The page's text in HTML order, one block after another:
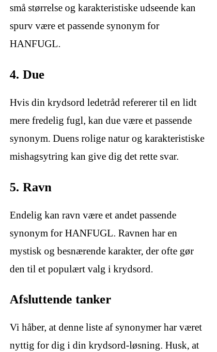
små størrelse og karakteristiske udseende kan
spurv være et passende synonym for
HANFUGL.
4. Due
Hvis din krydsord ledetråd refererer til en lidt
mere fredelig fugl, kan due være et passende
synonym. Duens rolige natur og karakteristiske
mishagsytring kan give dig det rette svar.
5. Ravn
Endelig kan ravn være et andet passende
synonym for HANFUGL. Ravnen har en
mystisk og besnærende karakter, der ofte gør
den til et populært valg i krydsord.
Afsluttende tanker
Vi håber, at denne liste af synonymer har været
nyttig for dig i din krydsord-løsning. Husk, at